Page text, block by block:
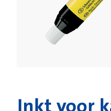
Inkt voor